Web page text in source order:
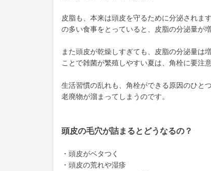
皮脂も、本来は頭皮を守るために分泌されま
の多い食事をとっていると、皮脂の分泌量が
また頭皮が乾燥しすぎても、皮脂の分泌量は
ことで雑菌が繁殖しやすい夏は、角栓に要注
生活習慣の乱れも、角栓ができる原因のひと
老廃物が溜まってしまうのです。
頭皮の毛穴が詰まるとどうなるの？
・頭皮がベタつく
・頭皮の荒れや湿疹